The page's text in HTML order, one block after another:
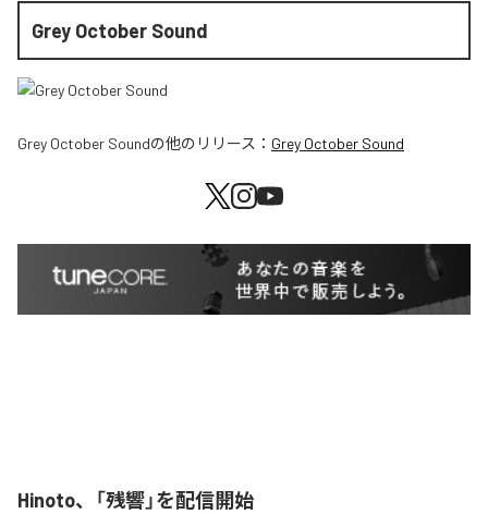
Grey October Sound
Grey October Soundの他のリリース： Grey October Sound
Hinoto、「残響」を配信開始